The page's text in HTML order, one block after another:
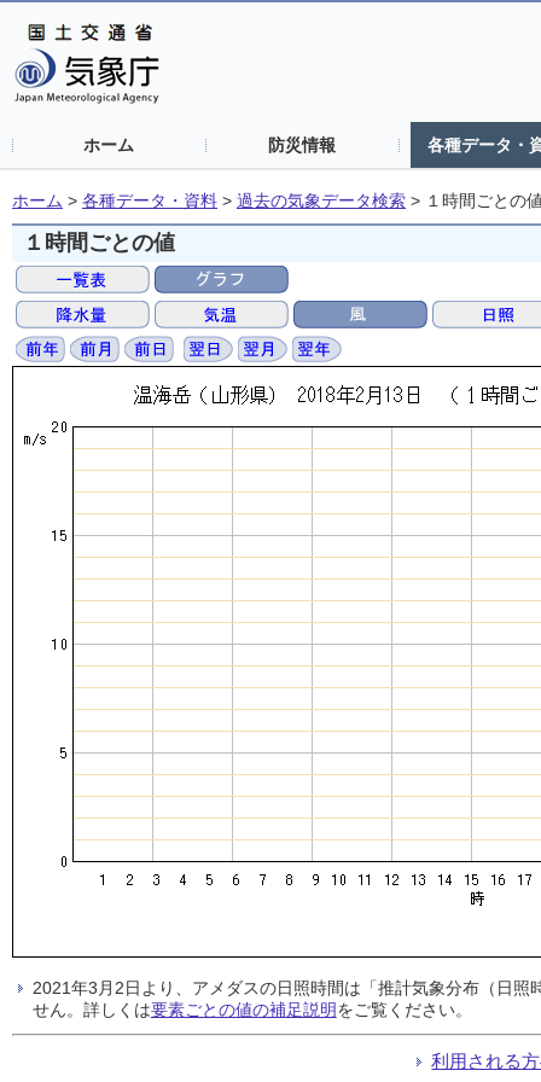
ホーム 防災情報 各種データ・
ホーム > 各種データ・資料 > 過去の気象データ検索 > １時間ごとの
１時間ごとの値
2021年3月2日より、アメダスの日照時間は「推計気象分布（日
せん。詳しくは要素ごとの値の補足説明をご覧ください。
利用される